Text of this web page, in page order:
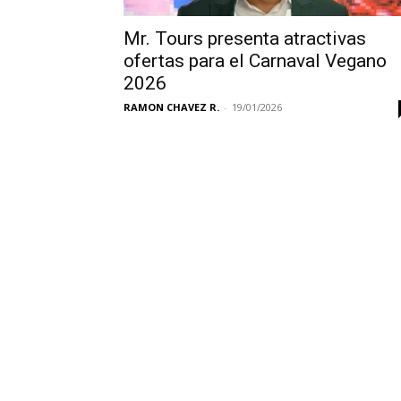
Mr. Tours presenta atractivas
ofertas para el Carnaval Vegano
2026
RAMON CHAVEZ R. - 19/01/2026